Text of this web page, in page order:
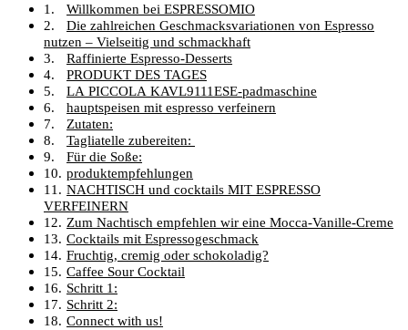
Willkommen bei ESPRESSOMIO
Die zahlreichen Geschmacksvariationen von Espresso
nutzen – Vielseitig und schmackhaft
Raffinierte Espresso-Desserts
PRODUKT DES TAGES
LA PICCOLA KAVL9111ESE-padmaschine
hauptspeisen mit espresso verfeinern
Zutaten:
Tagliatelle zubereiten:
Für die Soße:
produktempfehlungen
NACHTISCH und cocktails MIT ESPRESSO
VERFEINERN
Zum Nachtisch empfehlen wir eine Mocca-Vanille-Creme
Cocktails mit Espressogeschmack
Fruchtig, cremig oder schokoladig?
Caffee Sour Cocktail
Schritt 1:
Schritt 2:
Connect with us!